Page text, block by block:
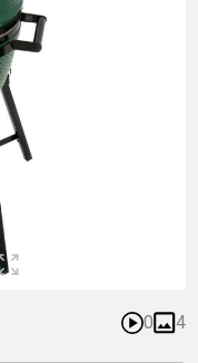
0 4